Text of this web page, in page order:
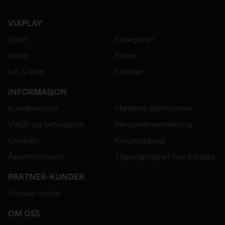
VIAPLAY
Sport
Kategorier
Serier
Filmer
Lei & kjøp
Kanaler
INFORMASJON
Kundeservice
Støttede plattformer
Vilkår og betingelser
Personvernerklæring
Cookies
Klageadgang
Åpenhetsloven
Tilgjengelighet hos Viaplay
PARTNER-KUNDER
Viaplay inngår
OM OSS